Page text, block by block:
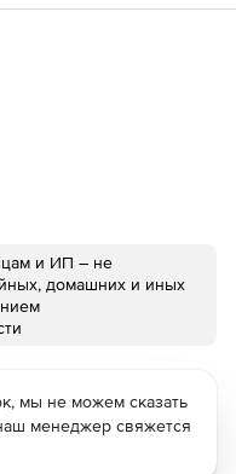
и ИП – не
домашних и иных
мы не можем сказать
менеджер свяжется